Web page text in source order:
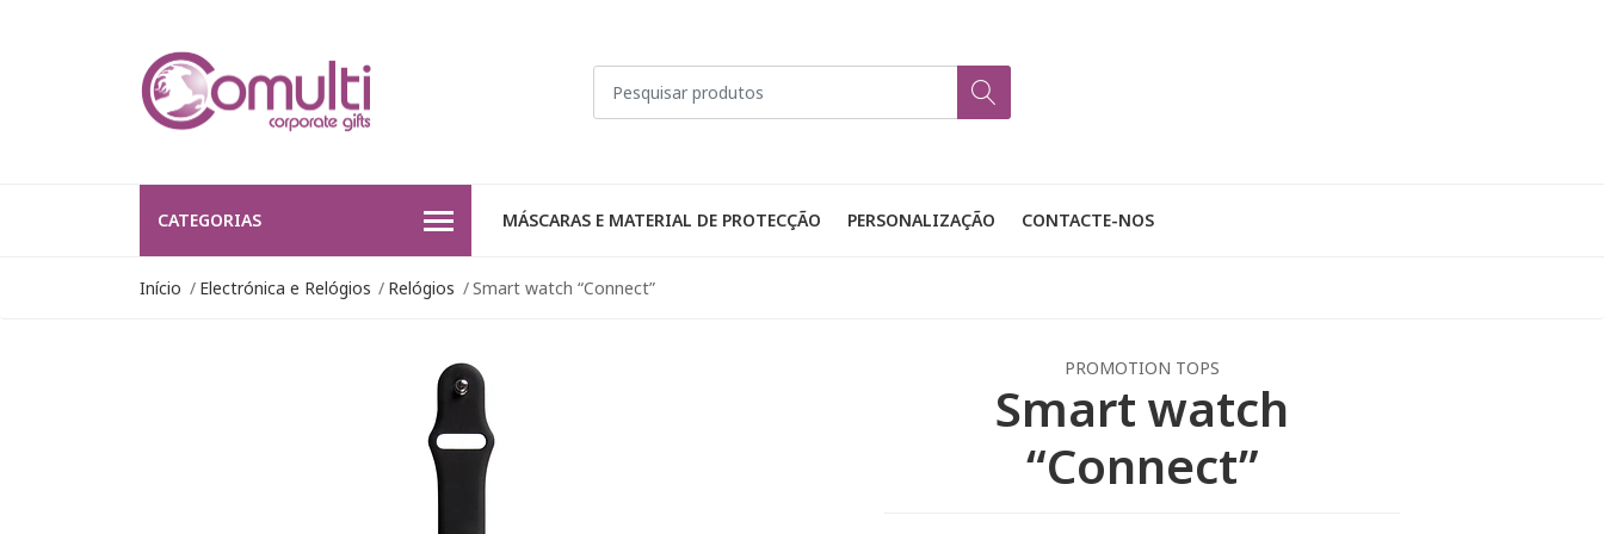
CATEGORIAS MÁSCARAS E MATERIAL DE PROTECÇÃO PERSONALIZAÇÃO CONTACTE-NOS
Início Electrónica e Relógios Relógios Smart watch “Connect”
PROMOTION TOPS
Smart watch
“Connect”